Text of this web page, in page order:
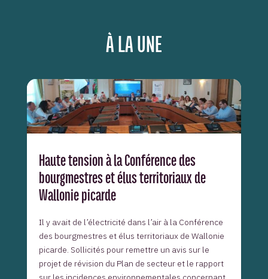
À LA UNE
Haute tension à la Conférence des
bourgmestres et élus territoriaux de
Wallonie picarde
Il y avait de l’électricité dans l’air à la Conférence
des bourgmestres et élus territoriaux de Wallonie
picarde. Sollicités pour remettre un avis sur le
projet de révision du Plan de secteur et le rapport